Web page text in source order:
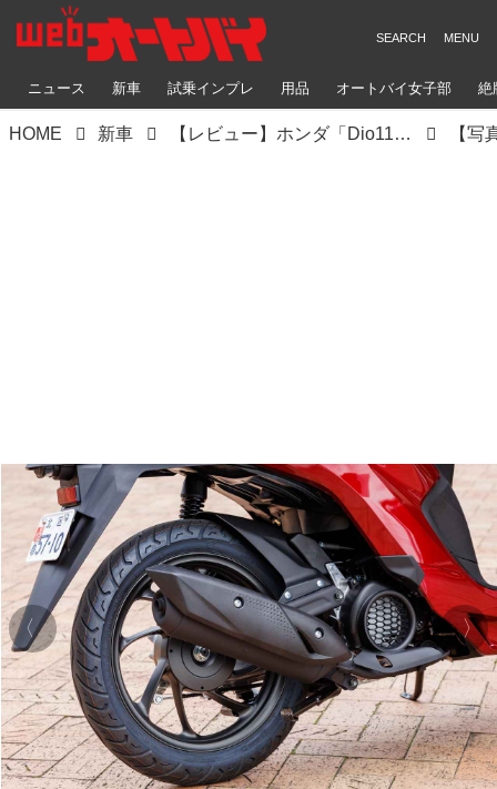
ニュース 新車 試乗インプレ 用品 オートバイ女子部 絶
HOME 新車 【レビュー】ホンダ「Dio110 Lite」インプレ｜国内初試乗！ 使い勝手の良さはそのまま！ 手頃な価格が魅力の新原付